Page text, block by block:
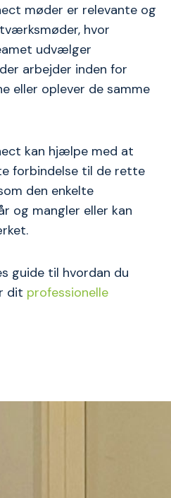
møder er relevante og
hvor
udvælger
arbejder inden for
eller oplever de samme
kan hjælpe med at
forbindelse til de rette
den enkelte
og mangler eller kan
guide til hvordan du
dit professionelle